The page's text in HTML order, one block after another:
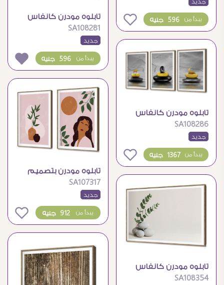
جديد
596 جنيه يبدأ من 0
تابلوه مودرن كانفاس
بتصميم الغزال والزلط
SA108286
جديد
1367 جنيه يبدأ من
تابلوه مودرن كانفاس
بتصميم احجار متوازنة
SA108281
جديد
596 جنيه يبدأ من
تابلوه مودرن كانفاس
بتصميم هادئ
SA108354
تابلوه مودرن بتصميم
فني تجريدي مميز
SA107317
جديد
912 جنيه يبدأ من 0